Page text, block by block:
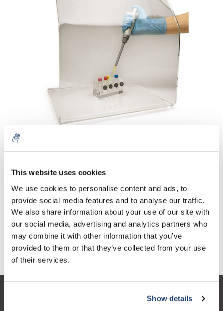
This website uses cookies
We use cookies to personalise content and ads, to
provide social media features and to analyse our traffic.
We also share information about your use of our site with
our social media, advertising and analytics partners who
may combine it with other information that you’ve
provided to them or that they’ve collected from your use
of their services.
Show details
β-Strahlung exkl. MwSt.
€246,39
Inkl. MwSt.
Zum Warenkorb hinzufügen
Informationen